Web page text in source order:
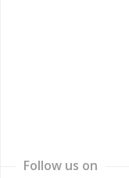
Follow us on